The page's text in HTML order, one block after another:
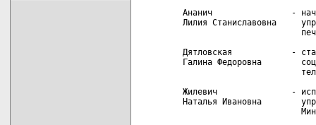
Ананич                -
Лилия Станиславовна
Дятловская            -
Галина Федоровна
Жилевич               -
Наталья Ивановна